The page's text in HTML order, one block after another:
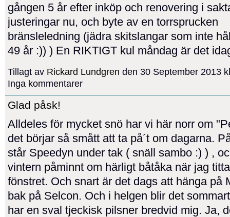
gången 5 år efter inköp och renovering i
justeringar nu, och byte av en torrsprucken
bränsleledning (jädra skitslangar som inte
49 år :)) ) En RIKTIGT kul måndag är det
Tillagt av Rickard Lundgren den 30 September 2013
Inga kommentarer
Glad påsk!
Alldeles för mycket snö har vi här norr om
det börjar så smått att ta på´t om dagarna.
står Speedyn under tak ( snäll sambo :) ) ,
vintern påminnt om härligt båtåka när jag
fönstret. Och snart är det dags att hänga på
bak på Selcon. Och i helgen blir det
har en sval tjeckisk pilsner bredvid mig. Ja,